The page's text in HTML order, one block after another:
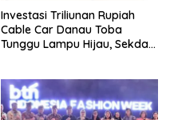
Investasi Triliunan Rupiah
Cable Car Danau Toba
Tunggu Lampu Hijau, Sekda